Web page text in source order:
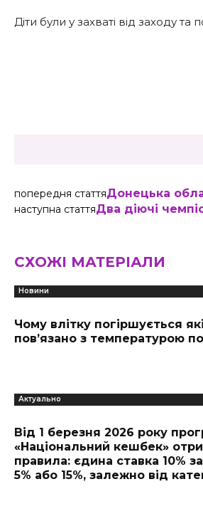
Діти були у захваті від заходу
попередня статтяДонецька
наступна статтяДва діючі
СХОЖІ МАТЕРІАЛИ
Новини
Чому влітку погіршується
пов’язано з температурою
Актуально
Від 1 березня 2026 року
«Національний кешбек»
правила: єдина ставка 10%
5% або 15%, залежно від